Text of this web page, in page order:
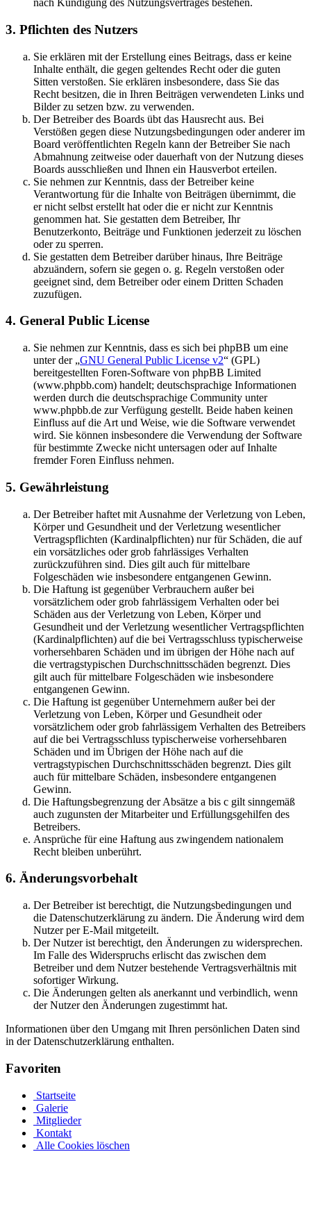
nach Kündigung des Nutzungsvertrages bestehen.
3. Pflichten des Nutzers
Sie erklären mit der Erstellung eines Beitrags, dass er keine
Inhalte enthält, die gegen geltendes Recht oder die guten
Sitten verstoßen. Sie erklären insbesondere, dass Sie das
Recht besitzen, die in Ihren Beiträgen verwendeten Links und
Bilder zu setzen bzw. zu verwenden.
Der Betreiber des Boards übt das Hausrecht aus. Bei
Verstößen gegen diese Nutzungsbedingungen oder anderer im
Board veröffentlichten Regeln kann der Betreiber Sie nach
Abmahnung zeitweise oder dauerhaft von der Nutzung dieses
Boards ausschließen und Ihnen ein Hausverbot erteilen.
Sie nehmen zur Kenntnis, dass der Betreiber keine
Verantwortung für die Inhalte von Beiträgen übernimmt, die
er nicht selbst erstellt hat oder die er nicht zur Kenntnis
genommen hat. Sie gestatten dem Betreiber, Ihr
Benutzerkonto, Beiträge und Funktionen jederzeit zu löschen
oder zu sperren.
Sie gestatten dem Betreiber darüber hinaus, Ihre Beiträge
abzuändern, sofern sie gegen o. g. Regeln verstoßen oder
geeignet sind, dem Betreiber oder einem Dritten Schaden
zuzufügen.
4. General Public License
Sie nehmen zur Kenntnis, dass es sich bei phpBB um eine
unter der „GNU General Public License v2“ (GPL)
bereitgestellten Foren-Software von phpBB Limited
(www.phpbb.com) handelt; deutschsprachige Informationen
werden durch die deutschsprachige Community unter
www.phpbb.de zur Verfügung gestellt. Beide haben keinen
Einfluss auf die Art und Weise, wie die Software verwendet
wird. Sie können insbesondere die Verwendung der Software
für bestimmte Zwecke nicht untersagen oder auf Inhalte
fremder Foren Einfluss nehmen.
5. Gewährleistung
Der Betreiber haftet mit Ausnahme der Verletzung von Leben,
Körper und Gesundheit und der Verletzung wesentlicher
Vertragspflichten (Kardinalpflichten) nur für Schäden, die auf
ein vorsätzliches oder grob fahrlässiges Verhalten
zurückzuführen sind. Dies gilt auch für mittelbare
Folgeschäden wie insbesondere entgangenen Gewinn.
Die Haftung ist gegenüber Verbrauchern außer bei
vorsätzlichem oder grob fahrlässigem Verhalten oder bei
Schäden aus der Verletzung von Leben, Körper und
Gesundheit und der Verletzung wesentlicher Vertragspflichten
(Kardinalpflichten) auf die bei Vertragsschluss typischerweise
vorhersehbaren Schäden und im übrigen der Höhe nach auf
die vertragstypischen Durchschnittsschäden begrenzt. Dies
gilt auch für mittelbare Folgeschäden wie insbesondere
entgangenen Gewinn.
Die Haftung ist gegenüber Unternehmern außer bei der
Verletzung von Leben, Körper und Gesundheit oder
vorsätzlichem oder grob fahrlässigem Verhalten des Betreibers
auf die bei Vertragsschluss typischerweise vorhersehbaren
Schäden und im Übrigen der Höhe nach auf die
vertragstypischen Durchschnittsschäden begrenzt. Dies gilt
auch für mittelbare Schäden, insbesondere entgangenen
Gewinn.
Die Haftungsbegrenzung der Absätze a bis c gilt sinngemäß
auch zugunsten der Mitarbeiter und Erfüllungsgehilfen des
Betreibers.
Ansprüche für eine Haftung aus zwingendem nationalem
Recht bleiben unberührt.
6. Änderungsvorbehalt
Der Betreiber ist berechtigt, die Nutzungsbedingungen und
die Datenschutzerklärung zu ändern. Die Änderung wird dem
Nutzer per E-Mail mitgeteilt.
Der Nutzer ist berechtigt, den Änderungen zu widersprechen.
Im Falle des Widerspruchs erlischt das zwischen dem
Betreiber und dem Nutzer bestehende Vertragsverhältnis mit
sofortiger Wirkung.
Die Änderungen gelten als anerkannt und verbindlich, wenn
der Nutzer den Änderungen zugestimmt hat.
Informationen über den Umgang mit Ihren persönlichen Daten sind
in der Datenschutzerklärung enthalten.
Favoriten
Startseite
Galerie
Mitglieder
Kontakt
Alle Cookies löschen